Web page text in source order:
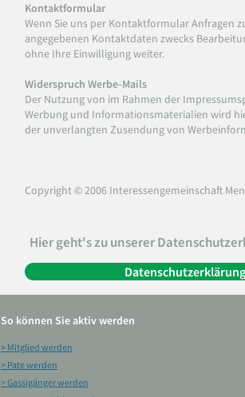
Kontaktformular
Wenn Sie uns per Kontaktformular Anfragen
angegebenen Kontaktdaten zwecks
ohne Ihre Einwilligung weiter.
Widerspruch Werbe-Mails
Der Nutzung von im Rahmen der
Werbung und Informationsmaterialien wird
der unverlangten Zusendung von
Copyright © 2006 Interessengemeinschaft
Hier geht's zu unserer
Datenschutzerklärung
So können Sie aktiv werden
> Mitglied werden
> Pate werden
> Gassigänger werden